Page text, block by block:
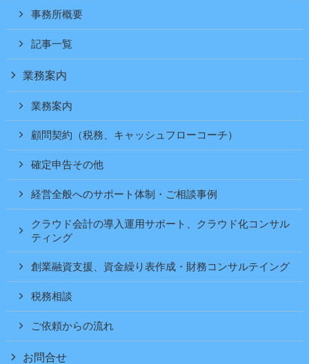
事務所概要
記事一覧
業務案内
業務案内
顧問契約（税務、キャッシュフローコーチ）
確定申告その他
経営全般へのサポート体制・ご相談事例
クラウド会計の導入運用サポート、クラウド化コンサル
ティング
創業融資支援、資金繰り表作成・財務コンサルテイング
税務相談
ご依頼からの流れ
お問合せ